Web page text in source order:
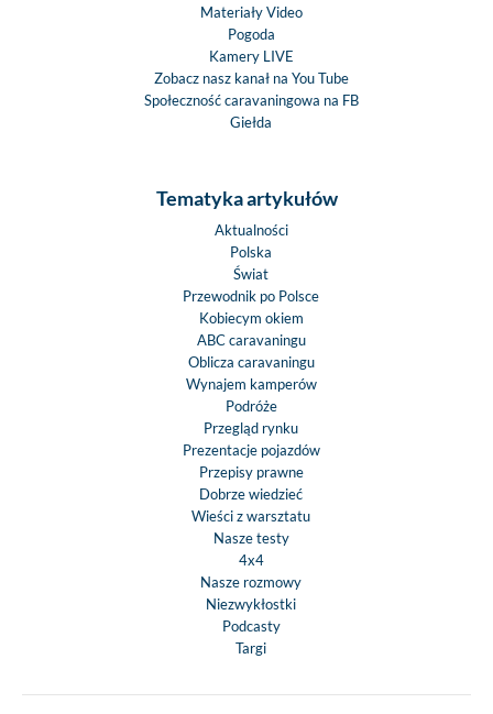
Materiały Video
Pogoda
Kamery LIVE
Zobacz nasz kanał na You Tube
Społeczność caravaningowa na FB
Giełda
Tematyka artykułów
Aktualności
Polska
Świat
Przewodnik po Polsce
Kobiecym okiem
ABC caravaningu
Oblicza caravaningu
Wynajem kamperów
Podróże
Przegląd rynku
Prezentacje pojazdów
Przepisy prawne
Dobrze wiedzieć
Wieści z warsztatu
Nasze testy
4x4
Nasze rozmowy
Niezwykłostki
Podcasty
Targi